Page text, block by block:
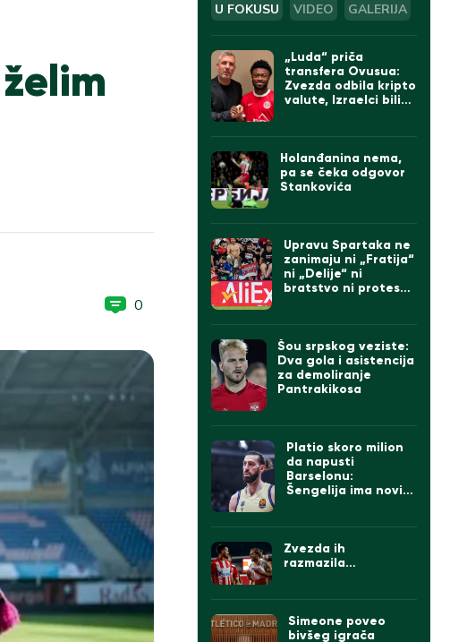
0
U FOKUSU VIDEO GALERIJA
„Luda“ priča
transfera Ovusua:
Zvezda odbila kripto
valute, Izraelci bili
Holanđanina nema,
pa se čeka odgovor
Stankovića
Upravu Spartaka ne
zanimaju ni „Fratija“
ni „Delije“ ni
bratstvo ni protesti:
(FOTO)
Šou srpskog veziste:
Dva gola i asistencija
za demoliranje
Pantrakikosa
Platio skoro milion
da napusti
Barselonu:
Šengelija ima novi
Zvezda ih
razmazila…
Simeone poveo
bivšeg igrača